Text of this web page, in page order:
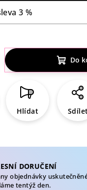
3 %
Do
Hlídat
DORUČENÍ
objednávky
tentýž den.